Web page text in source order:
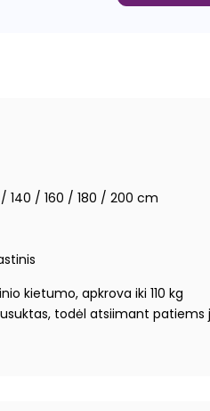
140 / 160 / 180 / 200 cm
kietumo, apkrova iki 110 kg
todėl atsiimant patiems